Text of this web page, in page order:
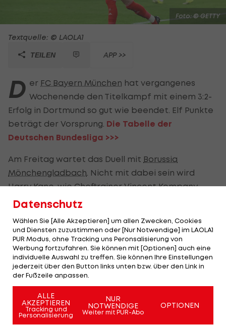
Foto: © GETTY
Textquelle: © LAOLA1
TEILEN APP >>
D er FC Bayern München hat vergangenes
Wochenende den Titelkampf mit einem 3:2-
Erfolg in Dortmund so gut wie beendet. Elf Punkte
beträgt der Vorsprung. Die Tabelle der
Deutschen Bundesliga >>>
Am Freitag wartet das Duell mit Borussia
Mönchengladbach . Nicht mit dabei sein wird
Harry Kane, wie Cheftrainer Vincent Kompany
bestätigt. Der Engländer hat einen Schlag auf die
Kane für CL wohl wieder fit
Manuel Neuerist hingegen gegen Gladbach fit.
Kommende Woche wartet das Hinspiel im
Achtelfinale der
UEFA Champions League
Atalanta Bergamo, dann darf man wohl auch mit
Harry Kanerechnen.
Datenschutz
Wählen Sie [Alle Akzeptieren] um allen Zwecken, Cookies
und Diensten zuzustimmen oder [Nur Notwendige] im LAOLA1
PUR Modus, ohne Tracking uns Peronsalisierung von
Werbung fortzufahren. Sie können mit [Optionen] auch eine
individuelle Auswahl zu treffen. Sie können Ihre Einstellungen
jederzeit über den Button links unten bzw. über den Link in
der Fußzeile anpassen.
ALLE
AKZEPTIEREN
Tracking und
Personalisierung
NUR
NOTWENDIGE
Weiter mit PUR-Abo
OPTIONEN